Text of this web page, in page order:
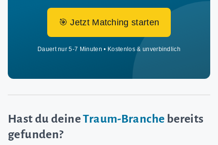
🎯 Jetzt Matching starten
Dauert nur 5-7 Minuten • Kostenlos & unverbindlich
Hast du deineTraum-Branche bereits
gefunden?